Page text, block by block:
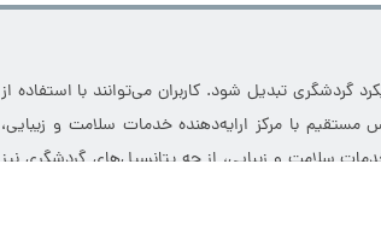
تبدیل شود. کاربران می‌توانند با استفاده از
با مرکز ارایه‌دهنده خدمات سلامت و زیبایی،
سلامت و زیبایی، از چه پتانسیل‌های گردشگری نیز